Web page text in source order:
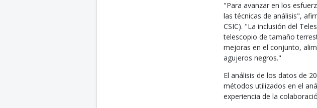
"Para avanzar en los
las técnicas de análisis",
CSIC). "La inclusión del
telescopio de tamaño
mejoras en el conjunto,
agujeros negros."
El análisis de los datos de
métodos utilizados en el
experiencia de la